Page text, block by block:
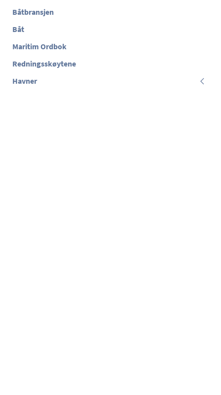
Båtbransjen
Båt
Maritim Ordbok
Redningsskøytene
Havner